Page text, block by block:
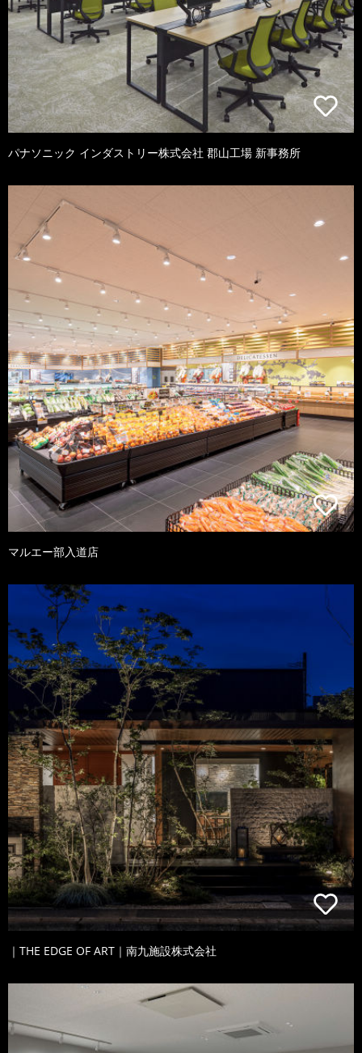
パナソニック インダストリー株式会社 郡山工場 新事務所
マルエー部入道店
｜THE EDGE OF ART｜南九施設株式会社